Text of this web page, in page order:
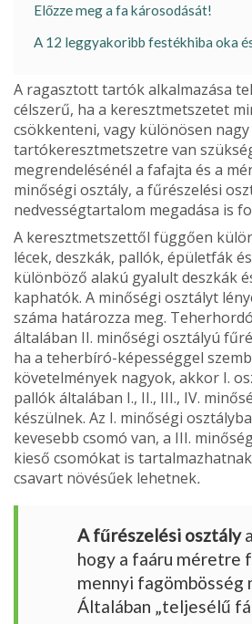
Előzze meg a fa károsodását!
A 12 leggyakoribb festékhiba oka
A ragasztott tartók alkalmazása
célszerű, ha a keresztmetszetet
csökkenteni, vagy különösen nagy
tartókeresztmetszetre van
megrendelésénél a fafajta és a
minőségi osztály, a fűrészelési
nedvességtartalom megadása is
A keresztmetszettől függően
lécek, deszkák, pallók, épületfák
különböző alakú gyalult deszkák
kaphatók. A minőségi osztályt
száma határozza meg.
álta­lában II. minőségi osztályú
ha a teherbíró-képességgel
követelmények nagyok, akkor I.
pallók általában I., II., III., IV.
készülnek. Az I. minőségi
kevesebb csomó van, a III.
kieső csomókat is
csavart növésűek lehetnek.
A fűrészelési osztály
hogy a faáru méretre
mennyi fagömbösség
Általában „teljesélű